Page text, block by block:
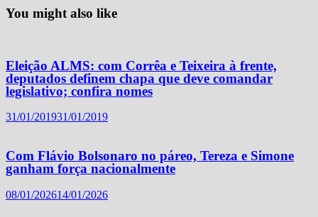
You might also like
Eleição ALMS: com Corrêa e Teixeira à frente,
deputados definem chapa que deve comandar
legislativo; confira nomes
31/01/201931/01/2019
Com Flávio Bolsonaro no páreo, Tereza e Simone
ganham força nacionalmente
08/01/202614/01/2026